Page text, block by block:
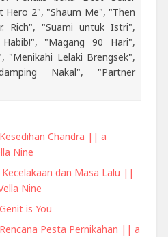
Hero 2", "Shaum Me", "Then
Rich", "Suami untuk Istri",
Habib!", "Magang 90 Hari",
"Menikahi Lelaki Brengsek",
Nakal", "Partner
Chandra || a
Nine
dan Masa Lalu ||
Nine
is You
Pesta Pernikahan || a